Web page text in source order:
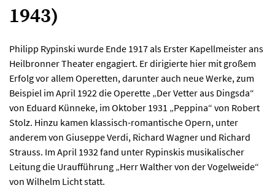
1943)
Philipp Rypinski wurde Ende 1917 als Erster Kapellmeister ans
Heilbronner Theater engagiert. Er dirigierte hier mit großem
Erfolg vor allem Operetten, darunter auch neue Werke, zum
Beispiel im April 1922 die Operette „Der Vetter aus Dingsda“
von Eduard Künneke, im Oktober 1931 „Peppina“ von Robert
Stolz. Hinzu kamen klassisch-romantische Opern, unter
anderem von Giuseppe Verdi, Richard Wagner und Richard
Strauss. Im April 1932 fand unter Rypinskis musikalischer
Leitung die Uraufführung „Herr Walther von der Vogelweide“
von Wilhelm Licht statt.